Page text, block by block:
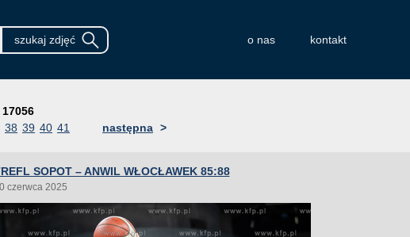
o nas kontakt
38 39 40 41 następna >
SOPOT – ANWIL WŁOCŁAWEK 85:88
czerwca 2025